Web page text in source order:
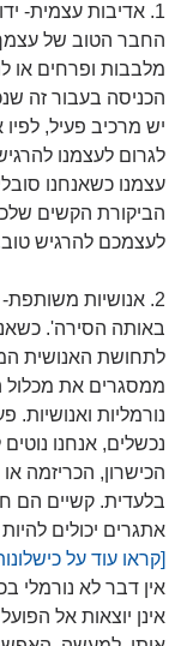
1. אדיבות עצמית-
החבר הטוב של
מלבבות ופרחים או
הכניסה בעבור זה
יש מרכיב פעיל, לפיו
לגרום לעצמנו
עצמנו כשאנחנו
הביקורת הקשים
לעצמכם להרגיש
2. אנושיות
באותה הסירה'.
לתחושת האנושית
ממסגרים את מכלול
נורמליות ואנושיות.
נכשלים, אנחנו
הכישרון, הכריזמה או
בלעדית. קשיים הם
אתגרים יכולים
[קראו עוד על
אין דבר לא נורמלי
אינן יוצאות אל